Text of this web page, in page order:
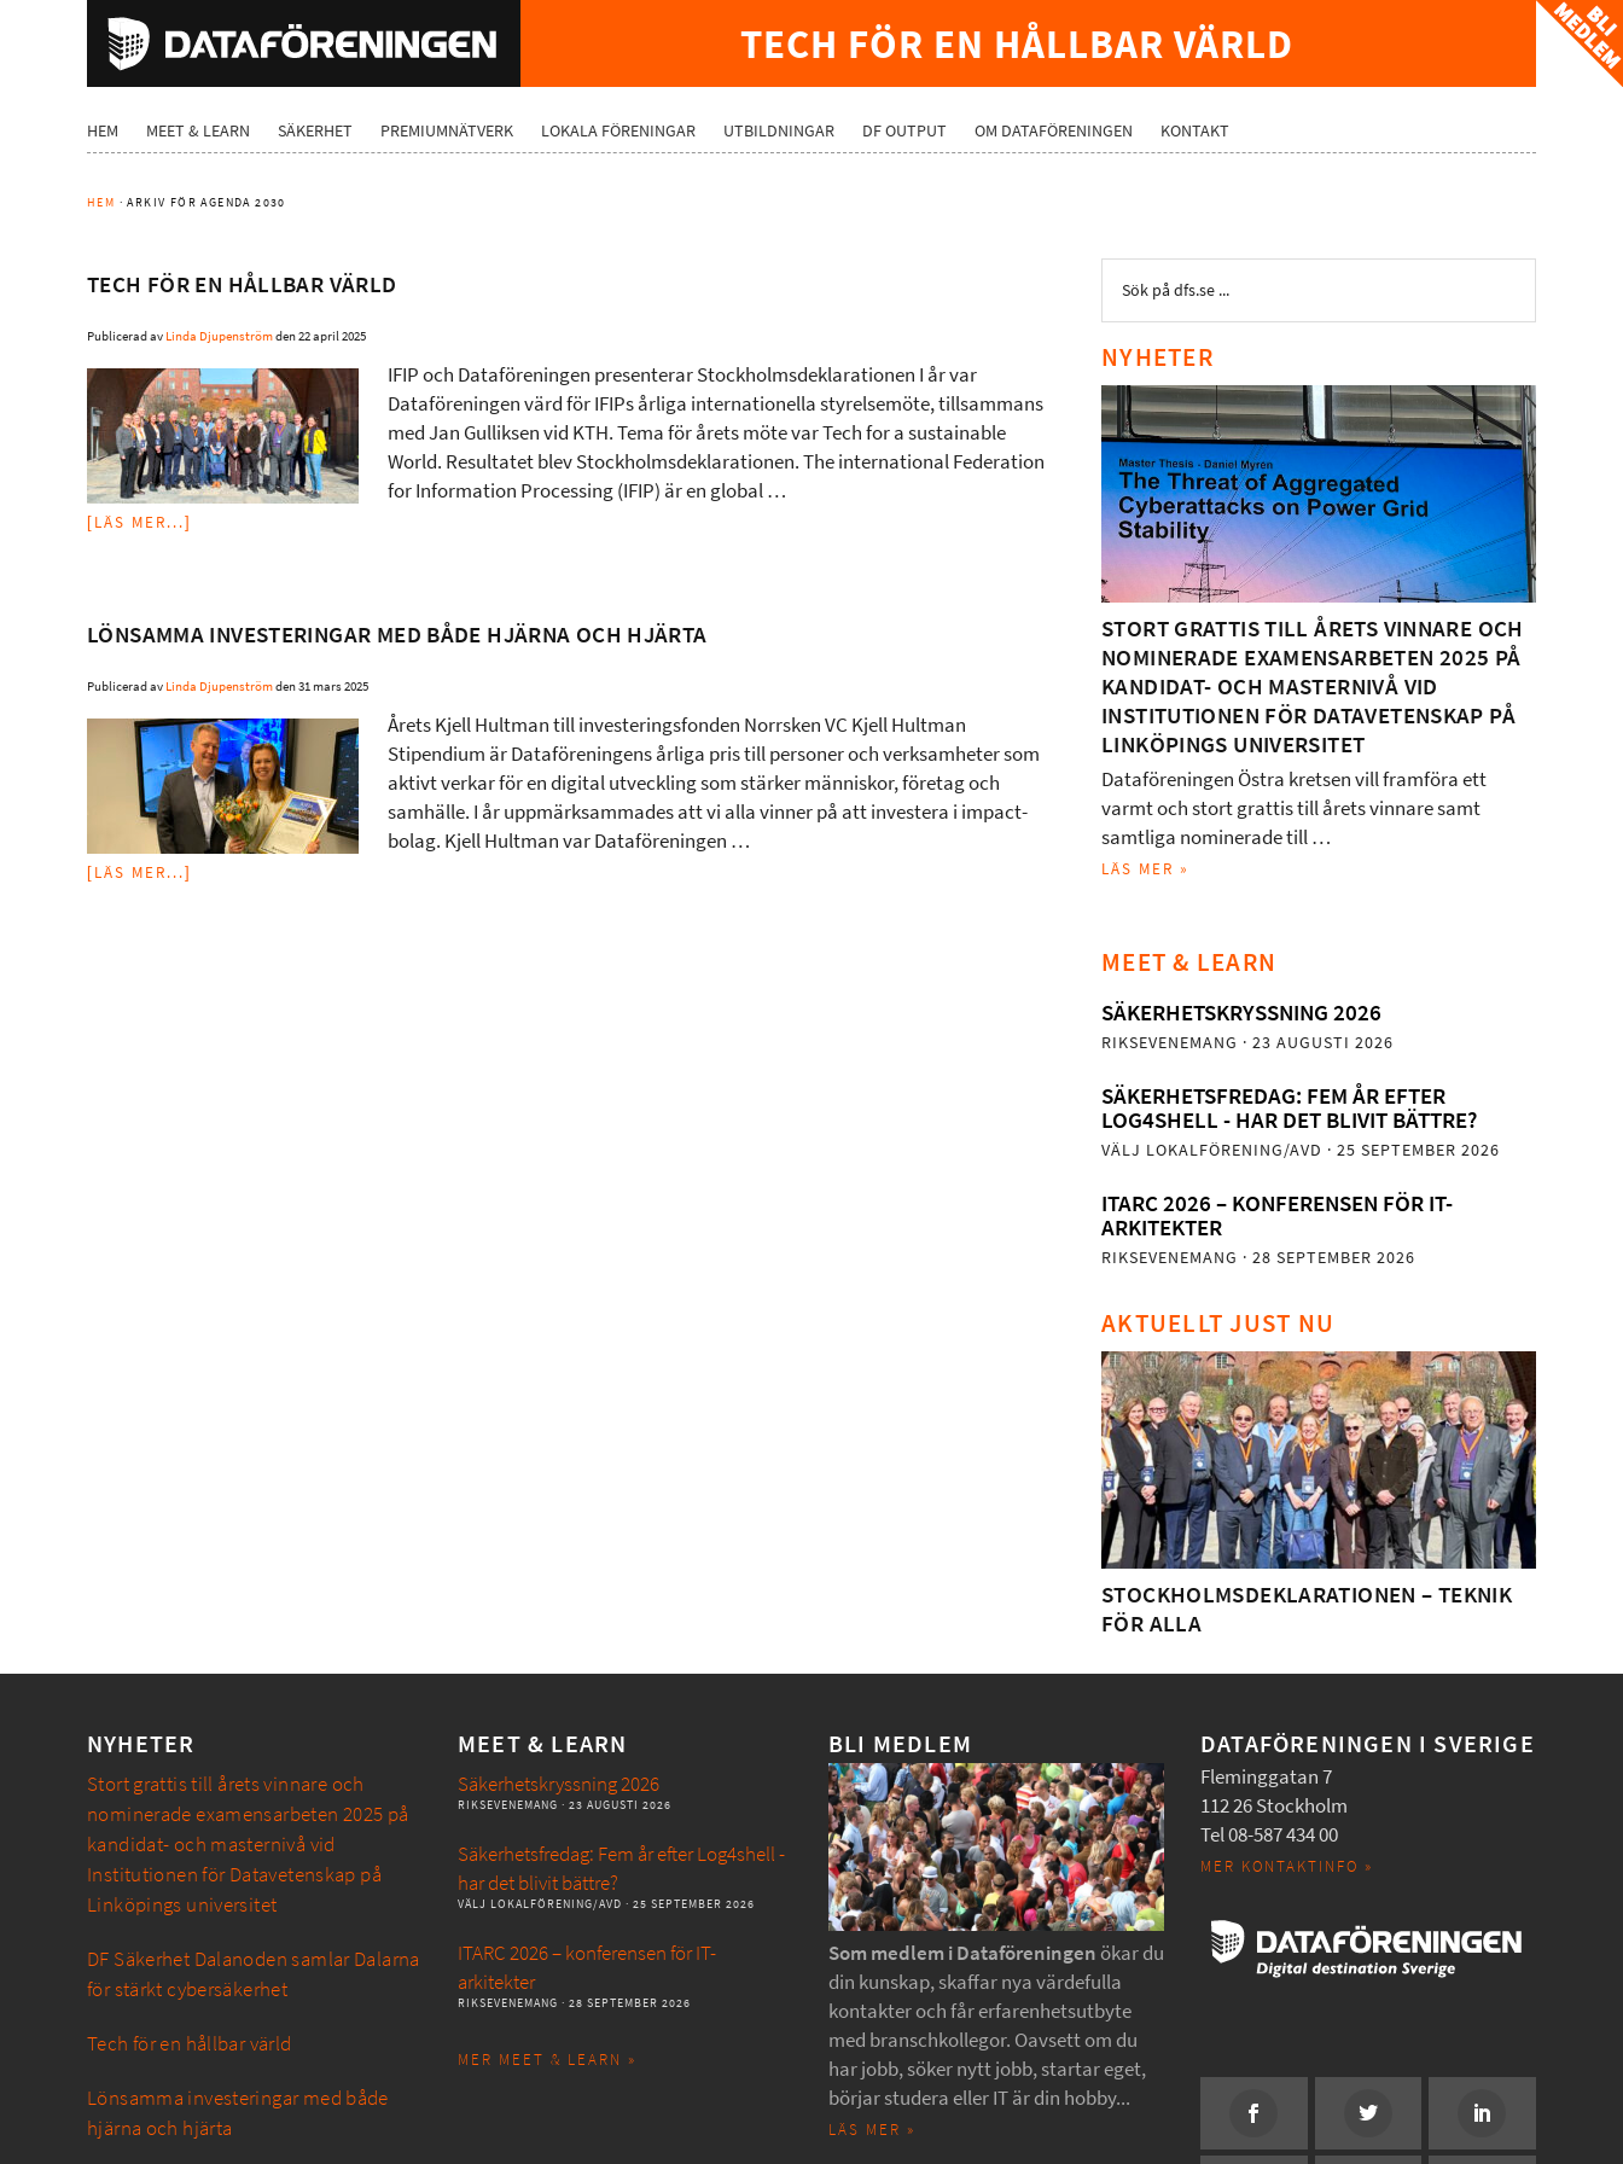
TECH FÖR EN HÅLLBAR VÄRLD
HEM MEET & LEARN SÄKERHET PREMIUMNÄTVERK LOKALA FÖRENINGAR UTBILDNINGAR DF OUTPUT OM DATAFÖRENINGEN KONTAKT
HEM · ARKIV FÖR AGENDA 2030
TECH FÖR EN HÅLLBAR VÄRLD
Publicerad av Linda Djupenströmden22 april 2025
IFIP och Dataföreningen presenterar Stockholmsdeklarationen I år var
Dataföreningen värd för IFIPs årliga internationella styrelsemöte, tillsammans
med Jan Gulliksen vid KTH. Tema för årets möte var Tech for a sustainable
World. Resultatet blev Stockholmsdeklarationen. The international Federation
for Information Processing (IFIP) är en global …
[LÄS MER...]
LÖNSAMMA INVESTERINGAR MED BÅDE HJÄRNA OCH HJÄRTA
Publicerad av Linda Djupenströmden31 mars 2025
Årets Kjell Hultman till investeringsfonden Norrsken VC Kjell Hultman
Stipendium är Dataföreningens årliga pris till personer och verksamheter som
aktivt verkar för en digital utveckling som stärker människor, företag och
samhälle. I år uppmärksammades att vi alla vinner på att investera i impact-
bolag. Kjell Hultman var Dataföreningen …
[LÄS MER...]
NYHETER
STORT GRATTIS TILL ÅRETS VINNARE OCH
NOMINERADE EXAMENSARBETEN 2025 PÅ
KANDIDAT- OCH MASTERNIVÅ VID
INSTITUTIONEN FÖR DATAVETENSKAP PÅ
LINKÖPINGS UNIVERSITET
Dataföreningen Östra kretsen vill framföra ett
varmt och stort grattis till årets vinnare samt
samtliga nominerade till …
LÄS MER »
MEET & LEARN
SÄKERHETSKRYSSNING 2026
RIKSEVENEMANG · 23 AUGUSTI 2026
SÄKERHETSFREDAG: FEM ÅR EFTER
LOG4SHELL - HAR DET BLIVIT BÄTTRE?
VÄLJ LOKALFÖRENING/AVD · 25 SEPTEMBER 2026
ITARC 2026 – KONFERENSEN FÖR IT-
ARKITEKTER
RIKSEVENEMANG · 28 SEPTEMBER 2026
AKTUELLT JUST NU
STOCKHOLMSDEKLARATIONEN – TEKNIK
FÖR ALLA
NYHETER
Stort grattis till årets vinnare och
nominerade examensarbeten 2025 på
kandidat- och masternivå vid
Institutionen för Datavetenskap på
Linköpings universitet
DF Säkerhet Dalanoden samlar Dalarna
för stärkt cybersäkerhet
Tech för en hållbar värld
Lönsamma investeringar med både
hjärna och hjärta
MEET & LEARN
Säkerhetskryssning 2026
RIKSEVENEMANG · 23 AUGUSTI 2026
Säkerhetsfredag: Fem år efter Log4shell -
har det blivit bättre?
VÄLJ LOKALFÖRENING/AVD · 25 SEPTEMBER 2026
ITARC 2026 – konferensen för IT-
arkitekter
RIKSEVENEMANG · 28 SEPTEMBER 2026
MER MEET & LEARN »
BLI MEDLEM
Som medlem i Dataföreningen ökar du
din kunskap, skaffar nya värdefulla
kontakter och får erfarenhetsutbyte
med branschkollegor. Oavsett om du
har jobb, söker nytt jobb, startar eget,
börjar studera eller IT är din hobby...
LÄS MER »
DATAFÖRENINGEN I SVERIGE
Fleminggatan 7
112 26 Stockholm
Tel 08-587 434 00
MER KONTAKTINFO »